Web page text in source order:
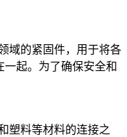
的紧固件，用于将各
起。为了确保安全和
料等材料的连接之